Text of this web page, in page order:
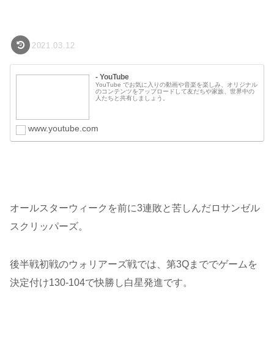
2021.03.12
- YouTube
YouTube でお気に入りの動画や音楽を楽しみ、オリジナル
のコンテンツをアップロードして友だちや家族、世界中の
人たちと共有しましょう。
www.youtube.com
オールスターウィークを前に3連敗と苦しんだロサンゼル
スクリッパーズ。
後半戦初戦のウォリアーズ戦では、第3Qまででゲームを
決定付け130-104で快勝し白星発進です。